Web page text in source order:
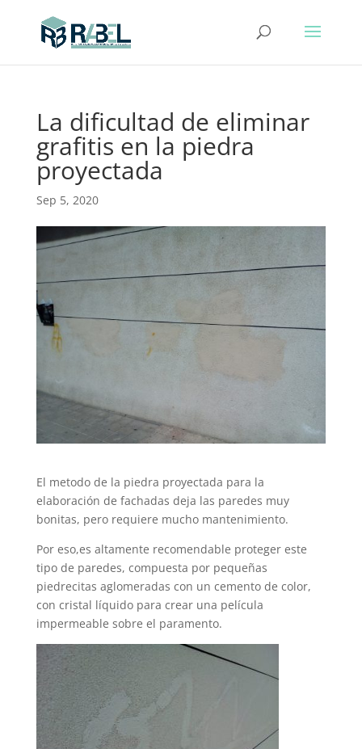
La dificultad de eliminar
grafitis en la piedra
proyectada
Sep 5, 2020
El metodo de la piedra proyectada para la
elaboración de fachadas deja las paredes muy
bonitas, pero requiere mucho mantenimiento.
Por eso,es altamente recomendable proteger este
tipo de paredes, compuesta por pequeñas
piedrecitas aglomeradas con un cemento de color,
con cristal líquido para crear una película
impermeable sobre el paramento.